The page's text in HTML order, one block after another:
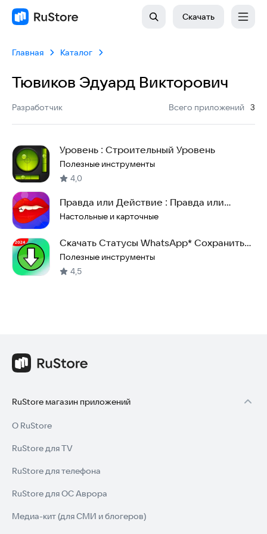
Скачать
Главная Каталог
Тювиков Эдуард Викторович
Разработчик Всего приложений
: 3
Уровень : Строительный Уровень
Полезные инструменты
4,0
Правда или Действие : Правда или
Действие для всех
Настольные и карточные
Скачать Статусы WhatsApp* Cохранить
статус ватсап*
Полезные инструменты
4,5
RuStore магазин приложений
О RuStore
RuStore для TV
RuStore для телефона
RuStore для ОС Аврора
Медиа-кит (для СМИ и блогеров)